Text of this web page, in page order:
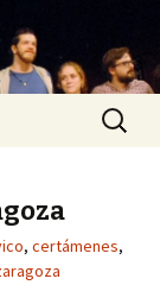
Buscar:
, certámenes,